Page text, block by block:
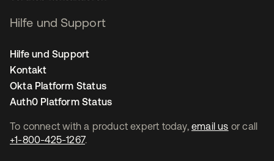
To connect with a product expert today, email us or call
+1-800-425-1267.
Hilfe und Support
Hilfe und Support
Kontakt
Okta Platform Status
Auth0 Platform Status